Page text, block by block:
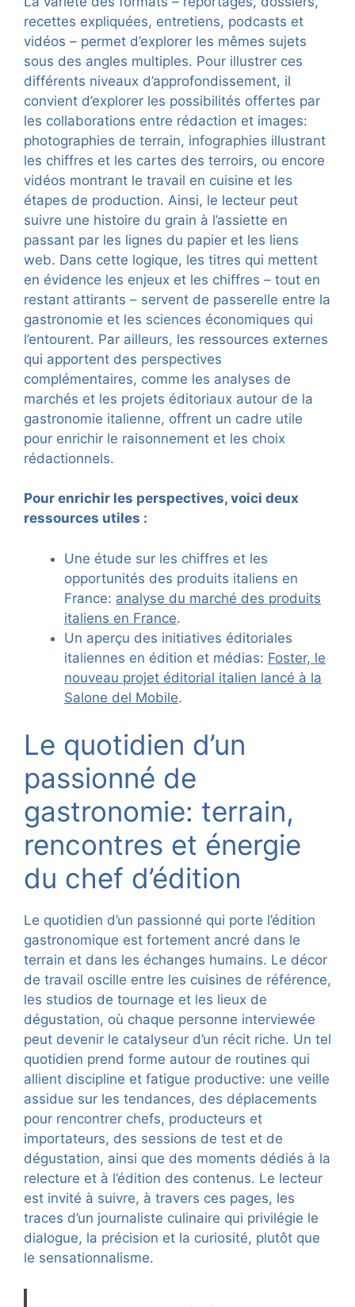
recettes expliquées, entretiens, podcasts et
vidéos – permet d’explorer les mêmes sujets
sous des angles multiples. Pour illustrer ces
différents niveaux d’approfondissement, il
convient d’explorer les possibilités offertes par
les collaborations entre rédaction et images:
photographies de terrain, infographies illustrant
les chiffres et les cartes des terroirs, ou encore
vidéos montrant le travail en cuisine et les
étapes de production. Ainsi, le lecteur peut
suivre une histoire du grain à l’assiette en
passant par les lignes du papier et les liens
web. Dans cette logique, les titres qui mettent
en évidence les enjeux et les chiffres – tout en
restant attirants – servent de passerelle entre la
gastronomie et les sciences économiques qui
l’entourent. Par ailleurs, les ressources externes
qui apportent des perspectives
complémentaires, comme les analyses de
marchés et les projets éditoriaux autour de la
gastronomie italienne, offrent un cadre utile
pour enrichir le raisonnement et les choix
rédactionnels.
Pour enrichir les perspectives, voici deux
ressources utiles :
Une étude sur les chiffres et les
opportunités des produits italiens en
France: analyse du marché des produits
italiens en France.
Un aperçu des initiatives éditoriales
italiennes en édition et médias: Foster, le
nouveau projet éditorial italien lancé à la
Salone del Mobile.
Le quotidien d’un
passionné de
gastronomie: terrain,
rencontres et énergie
du chef d’édition
Le quotidien d’un passionné qui porte l’édition
gastronomique est fortement ancré dans le
terrain et dans les échanges humains. Le décor
de travail oscille entre les cuisines de référence,
les studios de tournage et les lieux de
dégustation, où chaque personne interviewée
peut devenir le catalyseur d’un récit riche. Un tel
quotidien prend forme autour de routines qui
allient discipline et fatigue productive: une veille
assidue sur les tendances, des déplacements
pour rencontrer chefs, producteurs et
importateurs, des sessions de test et de
dégustation, ainsi que des moments dédiés à la
relecture et à l’édition des contenus. Le lecteur
est invité à suivre, à travers ces pages, les
traces d’un journaliste culinaire qui privilégie le
dialogue, la précision et la curiosité, plutôt que
le sensationnalisme.